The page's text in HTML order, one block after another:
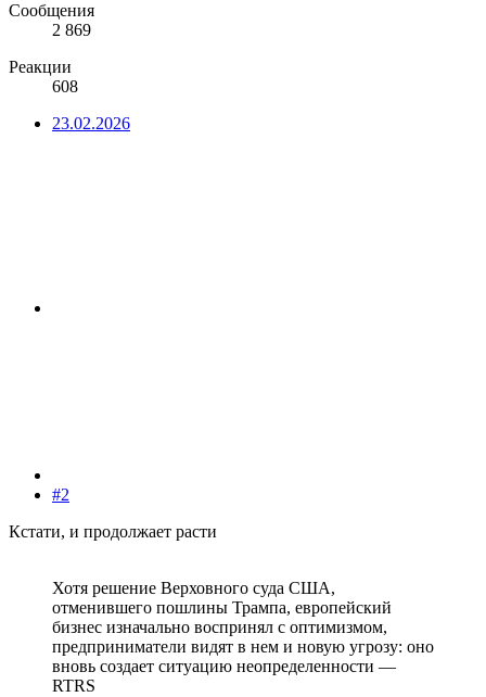
Сообщения
2 869
Реакции
608
23.02.2026
#2
Кстати, и продолжает расти
Хотя решение Верховного суда США,
отменившего пошлины Трампа, европейский
бизнес изначально воспринял с оптимизмом,
предприниматели видят в нем и новую угрозу: оно
вновь создает ситуацию неопределенности —
RTRS